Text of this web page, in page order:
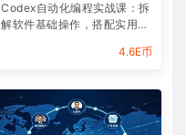
Codex自动化编程实战课：拆
解软件基础操作，搭配实用插
4.6E币